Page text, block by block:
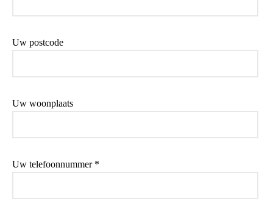
Uw postcode
Uw woonplaats
Uw telefoonnummer *